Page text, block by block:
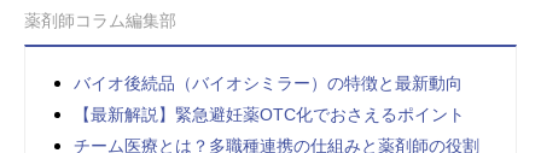
薬剤師コラム編集部
バイオ後続品（バイオシミラー）の特徴と最新動向
【最新解説】緊急避妊薬OTC化でおさえるポイント
チーム医療とは？多職種連携の仕組みと薬剤師の役割